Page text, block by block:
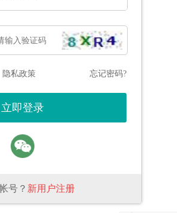
隐私政策 忘记密码?
号？ 新用户注册